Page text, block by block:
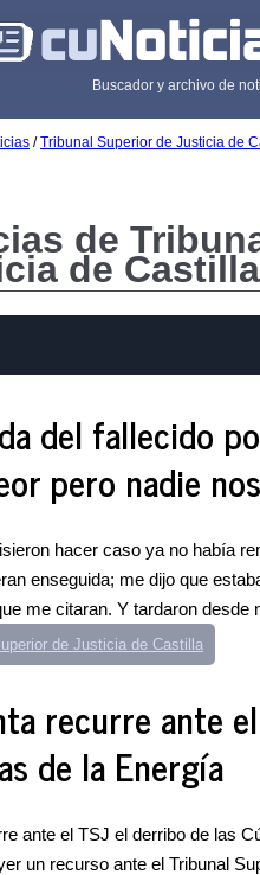
Buscador y archivo de
/Tribunal Superior de Justicia de
de
de Castilla
del fallecido
pero nadie
hacer caso ya no había
enseguida; me dijo que
me citaran. Y tardaron desde
de Justicia de Castilla
recurre ante
de la Energía
ante el TSJ el derribo de las
un recurso ante el Tribunal